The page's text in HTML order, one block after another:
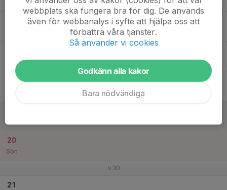
20
Sön
v.30
21
webbplats ska fungera bra för dig. De används
även för webbanalys i syfte att hjälpa oss att
förbättra våra tjänster.
Så använder vi cookies
Godkänn alla kakor
Bara nödvändiga